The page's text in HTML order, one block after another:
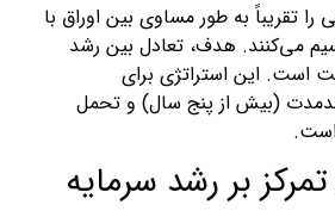
را تقریباً به طور مساوی بین اوراق با
می‌کنند. هدف، تعادل بین رشد
است. این استراتژی برای
(بیش از پنج سال) و تحمل
بر رشد سرمایه